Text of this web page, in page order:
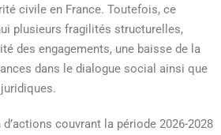
civile en France. Toutefois, ce
plusieurs fragilités structurelles,
des engagements, une baisse de la
dans le dialogue social ainsi que
couvrant la période 2026-2028